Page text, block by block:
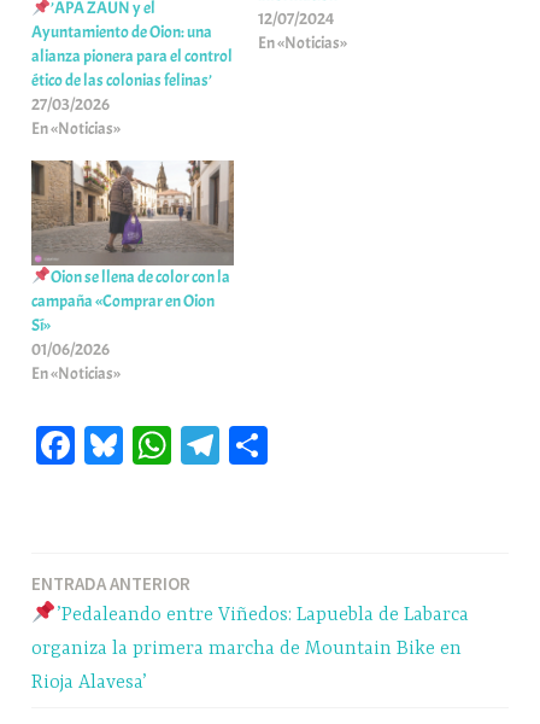
’APA ZAUN y el
Ayuntamiento de Oion: una
alianza pionera para el control
ético de las colonias felinas’
27/03/2026
En «Noticias»
12/07/2024
En «Noticias»
Oion se llena de color con la
campaña «Comprar en Oion
Sí»
01/06/2026
En «Noticias»
Fa Bl W
pp
Te
m rti
r
Navegación
de
entradas
ENTRADA ANTERIOR
’Pedaleando entre Viñedos: Lapuebla de Labarca
organiza la primera marcha de Mountain Bike en
Rioja Alavesa’